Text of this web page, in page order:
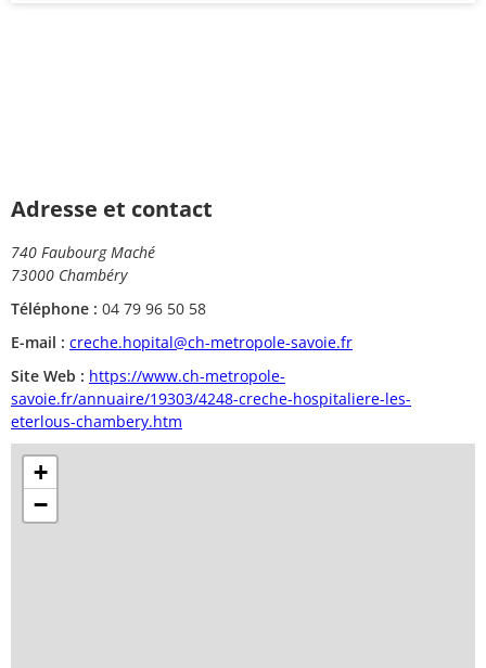
Adresse et contact
740 Faubourg Maché
73000 Chambéry
Téléphone : 04 79 96 50 58
E-mail : creche.hopital@ch-metropole-savoie.fr
Site Web : https://www.ch-metropole-
savoie.fr/annuaire/19303/4248-creche-hospitaliere-les-
eterlous-chambery.htm
+
−